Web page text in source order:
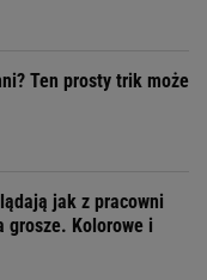
Ten prosty trik może
jak z pracowni
grosze. Kolorowe i